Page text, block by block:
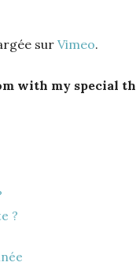
sur Vimeo.
with my special
?